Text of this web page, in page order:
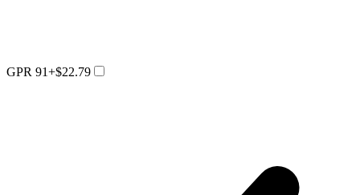
GPR 91+$22.79